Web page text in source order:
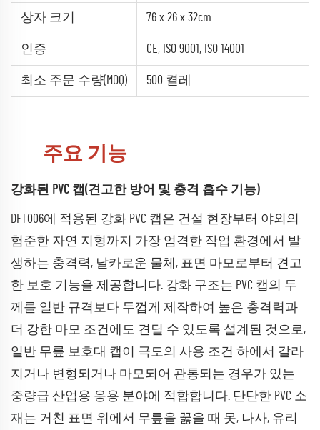
상자 크기 76 x 26 x 32cm
인증 CE, ISO 9001, ISO 14001
최소 주문 수량(MOQ) 500 켤레
주요 기능
강화된 PVC 캡(견고한 방어 및 충격 흡수 기능)
DFT006에 적용된 강화 PVC 캡은 건설 현장부터 야외의
험준한 자연 지형까지 가장 엄격한 작업 환경에서 발
생하는 충격력, 날카로운 물체, 표면 마모로부터 견고
한 보호 기능을 제공합니다. 강화 구조는 PVC 캡의 두
께를 일반 규격보다 두껍게 제작하여 높은 충격력과
더 강한 마모 조건에도 견딜 수 있도록 설계된 것으로,
일반 무릎 보호대 캡이 극도의 사용 조건 하에서 갈라
지거나 변형되거나 마모되어 관통되는 경우가 있는
중량급 산업용 응용 분야에 적합합니다. 단단한 PVC 소
재는 거친 표면 위에서 무릎을 꿇을 때 못, 나사, 유리